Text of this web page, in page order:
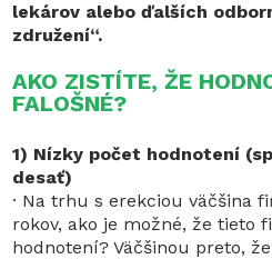
lekárov alebo ďalších
združení“.
AKO ZISTÍTE, ŽE
FALOŠNÉ?
1) Nízky počet hodnotení
desať)
· Na trhu s erekciou väčšina
rokov, ako je možné, že tieto
hodnotení? Väčšinou preto,